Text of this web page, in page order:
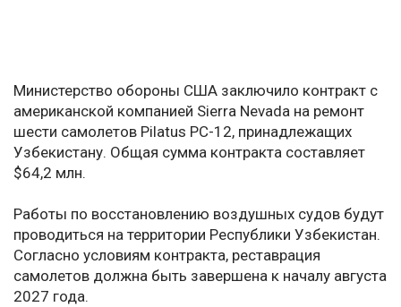
Министерство обороны США заключило контракт с
американской компанией Sierra Nevada на ремонт
шести самолетов Pilatus PC-12, принадлежащих
Узбекистану. Общая сумма контракта составляет
$64,2 млн.
Работы по восстановлению воздушных судов будут
проводиться на территории Республики Узбекистан.
Согласно условиям контракта, реставрация
самолетов должна быть завершена к началу августа
2027 года.